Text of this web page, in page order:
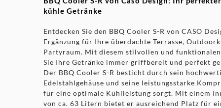
kühle Getränke
Entdecken Sie den BBQ Cooler S-R von CASO
Ergänzung für Ihre überdachte Terrasse,
Partyraum. Mit diesem stilvollen und
Sie Ihre Getränke immer griffbereit und perfekt
Der BBQ Cooler S-R besticht durch sein
Edelstahlgehäuse und seine leistungsstarke
für eine optimale Kühlleistung sorgt. Mit einem
von ca. 63 Litern bietet er ausreichend Platz für